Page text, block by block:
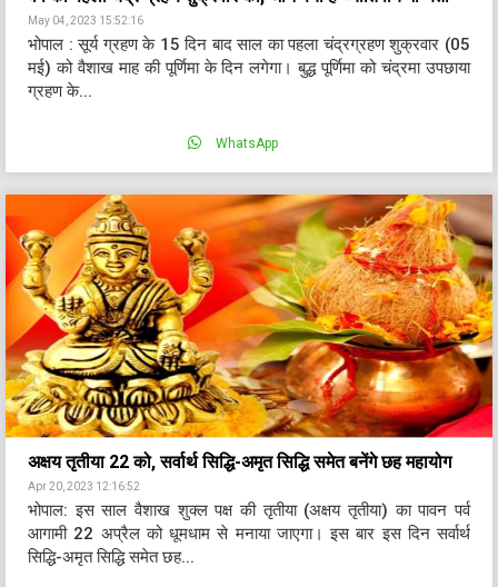
May 04, 2023 15:52:16
भोपाल : सूर्य ग्रहण के 15 दिन बाद साल का पहला चंद्रग्रहण शुक्रवार (05
मई) को वैशाख माह की पूर्णिमा के दिन लगेगा। बुद्ध पूर्णिमा को चंद्रमा उपछाया
ग्रहण के...
WhatsApp
अक्षय तृतीया 22 को, सर्वार्थ सिद्धि-अमृत सिद्धि समेत बनेंगे छह महायोग
Apr 20, 2023 12:16:52
भोपाल: इस साल वैशाख शुक्ल पक्ष की तृतीया (अक्षय तृतीया) का पावन पर्व
आगामी 22 अप्रैल को धूमधाम से मनाया जाएगा। इस बार इस दिन सर्वार्थ
सिद्धि-अमृत सिद्धि समेत छह...